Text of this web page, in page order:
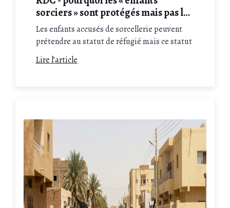
sorciers » sont protégés mais pas le
groupe des femmes ?
Les enfants accusés de sorcellerie peuvent
prétendre au statut de réfugié mais ce statut
n'est accordé qu'en cas de dossier solide et de
preuves suffisantes. Enfant sorcier : faites
Lire l’article